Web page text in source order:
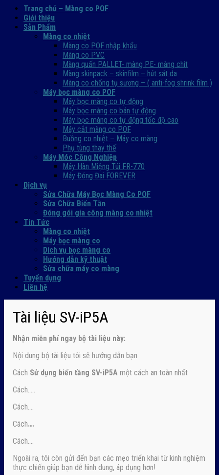
Trang chủ – Màng co POF
Giới thiệu
Sản Phẩm
Màng co nhiệt
Màng co POF nhập khẩu
Màng co PVC
Màng quấn PALLET- màng PE- màng chit
Màng skinpack – skinfilm – hút sát da
Màng co chống tụ sương – ( anti-fog shrink film )
Máy bọc màng co POF
Máy bọc màng co tự động
Máy bọc màng co bán tự động
Máy bọc màng co tự động tốc độ cao
Máy cắt màng co POF
Buồng co nhiệt – Máy co màng
Phụ tùng thay thế
Máy Móc Công Nghiệp
Máy Hàn Miệng Túi FR-770
Máy Đóng Đai FOREVER
Dịch vụ
Sửa Chữa Máy Bọc Màng Co POF
Sửa Chữa Biến Tần
Đóng gói gia công màng co nhiệt
Tin Tức
Màng co nhiệt
Máy bọc màng co
Dich vụ bọc màng co
Hướng dẫn kỹ thuật
Sửa chữa máy co màng
Tuyển dụng
Liên hệ
Tài liệu SV-iP5A
Nhận miễn phí ngay bộ tài liệu này:
Nội dung bộ tài liệu tôi sẽ hướng dẫn bạn
Cách Sử dụng biến tầng SV-iP5A một cách an toàn nhất
Cách…..
Cách….
Cách….
Cách….
Ngoài ra, tôi còn gửi đến bạn các mẹo triển khai từ kinh nghiệm
thực chiến giúp bạn dễ hình dung, áp dụng hơn!